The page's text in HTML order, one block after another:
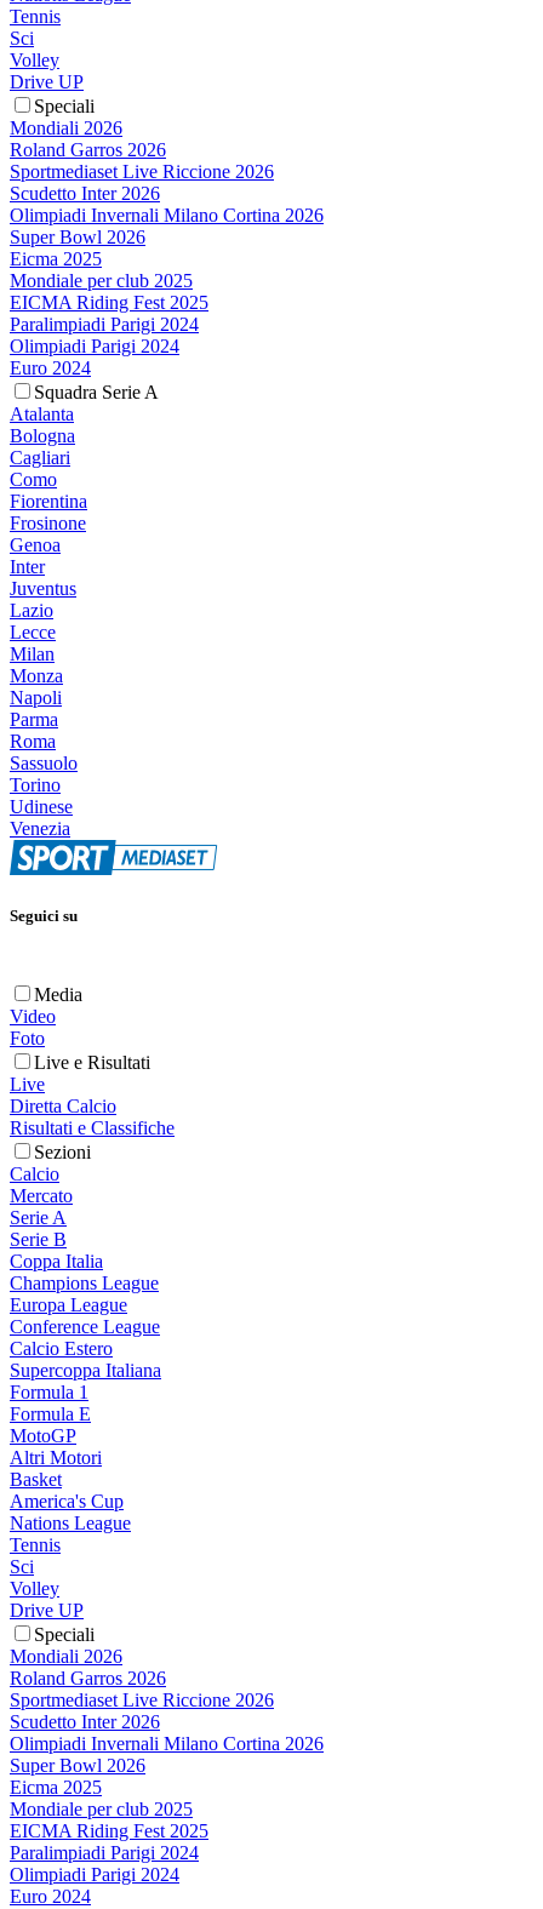
Tennis
Sci
Volley
Drive UP
Speciali
Mondiali 2026
Roland Garros 2026
Sportmediaset Live Riccione 2026
Scudetto Inter 2026
Olimpiadi Invernali Milano Cortina 2026
Super Bowl 2026
Eicma 2025
Mondiale per club 2025
EICMA Riding Fest 2025
Paralimpiadi Parigi 2024
Olimpiadi Parigi 2024
Euro 2024
Squadra Serie A
Atalanta
Bologna
Cagliari
Como
Fiorentina
Frosinone
Genoa
Inter
Juventus
Lazio
Lecce
Milan
Monza
Napoli
Parma
Roma
Sassuolo
Torino
Udinese
Venezia
Seguici su
Media
Video
Foto
Live e Risultati
Live
Diretta Calcio
Risultati e Classifiche
Sezioni
Calcio
Mercato
Serie A
Serie B
Coppa Italia
Champions League
Europa League
Conference League
Calcio Estero
Supercoppa Italiana
Formula 1
Formula E
MotoGP
Altri Motori
Basket
America's Cup
Nations League
Tennis
Sci
Volley
Drive UP
Speciali
Mondiali 2026
Roland Garros 2026
Sportmediaset Live Riccione 2026
Scudetto Inter 2026
Olimpiadi Invernali Milano Cortina 2026
Super Bowl 2026
Eicma 2025
Mondiale per club 2025
EICMA Riding Fest 2025
Paralimpiadi Parigi 2024
Olimpiadi Parigi 2024
Euro 2024